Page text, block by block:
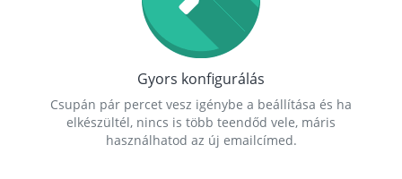
Gyors konfigurálás
Csupán pár percet vesz igénybe a beállítása és ha
elkészültél, nincs is több teendőd vele, máris
használhatod az új emailcímed.